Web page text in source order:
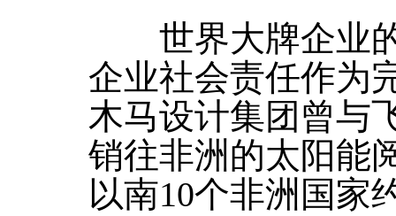
世界大牌企业的
企业社会责任作为
木马设计集团曾与
销往非洲的太阳能
以南10个非洲国家